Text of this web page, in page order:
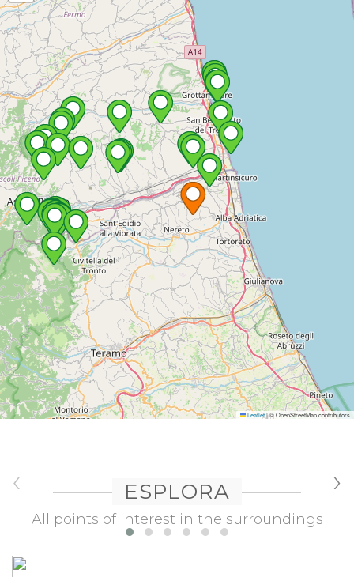
Leaflet|© OpenStreetMap contributors
ESPLORA
All points of interest in the surroundings
‹ ›